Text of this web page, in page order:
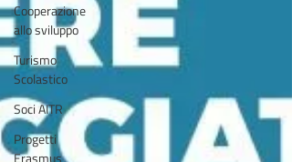
Cooperazione
allo sviluppo
Turismo
Scolastico
Soci AITR
Progetti
Erasmus